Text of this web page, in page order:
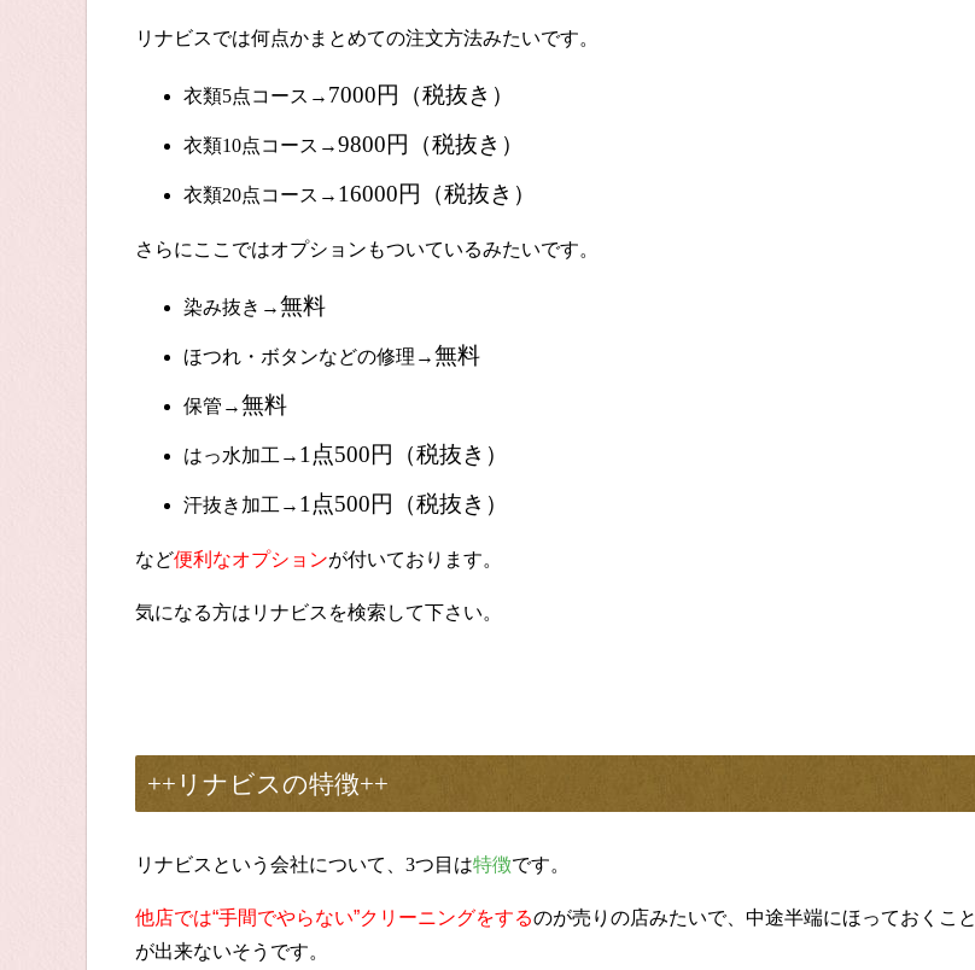
リナビスでは何点かまとめての注文方法みたいです。
衣類5点コース→ 7000円（税抜き）
衣類10点コース→9800円（税抜き）
衣類20点コース→ 16000円（税抜き）
さらにここではオプションもついているみたいです。
染み抜き→無料
ほつれ・ボタンなどの修理→無料
保管→無料
はっ水加工→ 1 点500円（税抜き）
汗抜き加工→ 1 点500円（税抜き）
など便利なオプションが付いております。
気になる方はリナビスを検索して下さい。
++リナビスの特徴++
リナビスという会社について、 3つ目は特徴です。
他店では“手間でやらない”クリーニングをするのが売りの店みたいで、中途半端にほっておくこと
が出来ないそうです。